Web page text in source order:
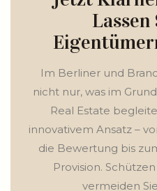
Im Berliner und
nicht nur, was im
Real Estate
innovativem Ansatz –
die Bewertung bis
Provision.
vermeiden